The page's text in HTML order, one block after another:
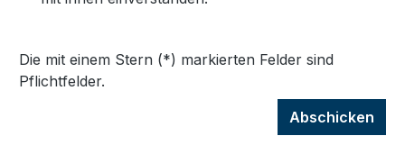
Die mit einem Stern (*) markierten Felder sind
Pflichtfelder.
Abschicken